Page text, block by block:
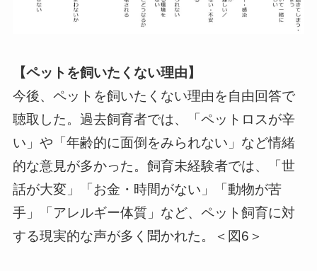
【ペットを飼いたくない理由】
今後、ペットを飼いたくない理由を自由回答で
聴取した。過去飼育者では、「ペットロスが辛
い」や「年齢的に面倒をみられない」など情緒
的な意見が多かった。飼育未経験者では、「世
話が大変」「お金・時間がない」「動物が苦
手」「アレルギー体質」など、ペット飼育に対
する現実的な声が多く聞かれた。＜図6＞